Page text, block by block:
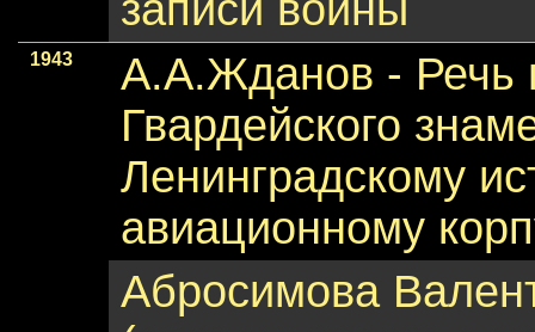
1943
А.А.Жданов - Речь
Гвардейского
Ленинградскому
авиационному
Абросимова